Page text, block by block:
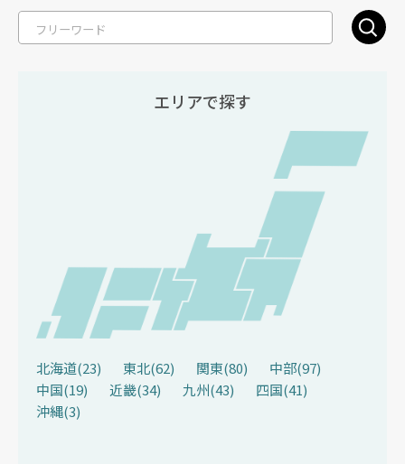
エリアで探す
北海道(23) 東北(62) 関東(80) 中部(97)
中国(19) 近畿(34) 九州(43) 四国(41)
沖縄(3)